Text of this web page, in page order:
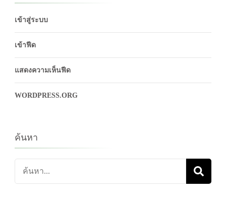
เข้าสู่ระบบ
เข้าฟีด
แสดงความเห็นฟีด
WORDPRESS.ORG
ค้นหา
ค้นหา
เกี่ยว